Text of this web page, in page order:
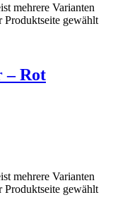
mehrere Varianten
gewählt
– Rot
mehrere Varianten
gewählt